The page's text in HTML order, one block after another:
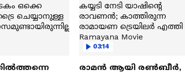
03:14
രാമന്‍ ആയി രൺബീർ,